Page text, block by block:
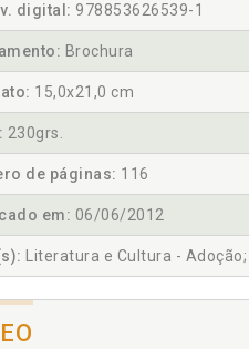
v. digital: 978853626539-1
Brochura
15,0x21,0 cm
230grs.
de páginas: 116
em: 06/06/2012
Literatura e Cultura -